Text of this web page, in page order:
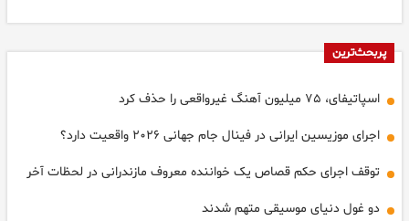
پربحث‌ترین
اسپاتیفای، ۷۵ میلیون آهنگ غیرواقعی را حذف کرد
اجرای موزیسین ایرانی در فینال جام جهانی ۲۰۲۶ واقعیت دارد؟
توقف اجرای حکم قصاص یک خواننده معروف مازندرانی در لحظات آخر
دو غول دنیای موسیقی متهم شدند